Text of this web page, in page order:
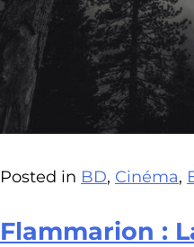
Posted in BD, Cinéma,
Flammarion :